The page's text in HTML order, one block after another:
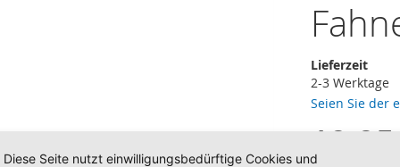
Lieferzeit
2-3 Werktage
Seien Sie der
Diese Seite nutzt einwilligungsbedürftige Cookies und